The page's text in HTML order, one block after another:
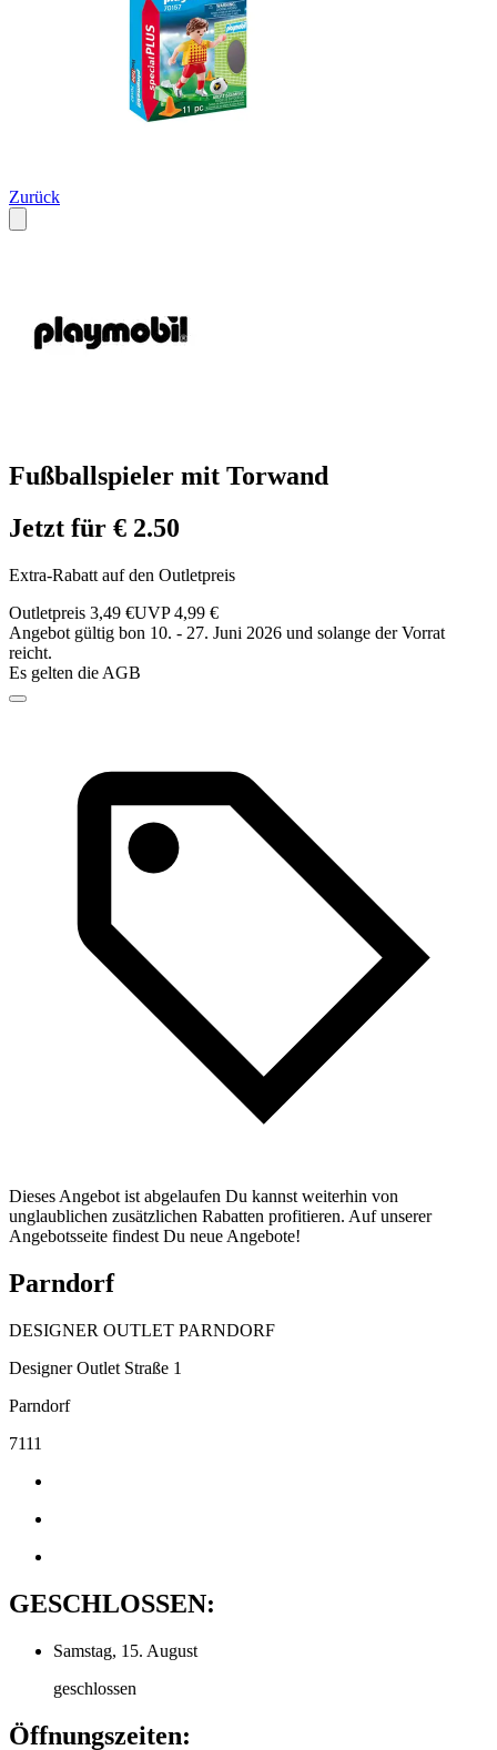
Zurück
Fußballspieler mit Torwand
Jetzt für € 2.50
Extra-Rabatt auf den Outletpreis
Outletpreis 3,49 €UVP 4,99 €
Angebot gültig bon 10. - 27. Juni 2026 und solange der Vorrat
reicht.
Es gelten die AGB
Dieses Angebot ist abgelaufen Du kannst weiterhin von
unglaublichen zusätzlichen Rabatten profitieren. Auf unserer
Angebotsseite findest Du neue Angebote!
Parndorf
DESIGNER OUTLET PARNDORF
Designer Outlet Straße 1
Parndorf
7111
GESCHLOSSEN:
Samstag, 15. August
geschlossen
Öffnungszeiten: